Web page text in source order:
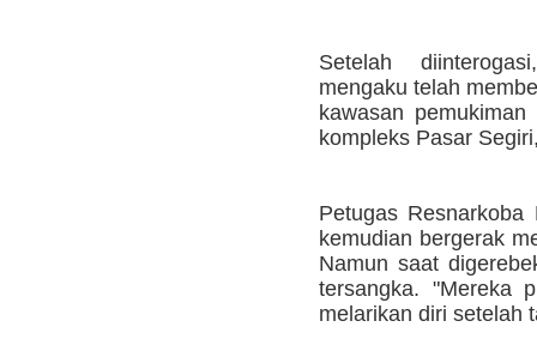
Setelah
mengaku telah
kawasan
kompleks Pasar
Petugas
kemudian bergerak
Namun saat
tersangka. "Mereka
melarikan diri setelah